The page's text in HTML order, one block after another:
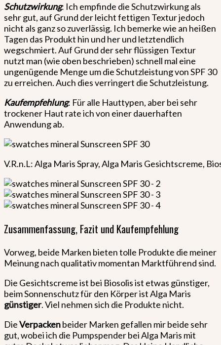
Schutzwirkung: Ich empfinde die Schutzwirkung als
sehr gut, auf Grund der leicht fettigen Textur jedoch
nicht als ganz so zuverlässig. Ich bemerke wie an heißen
Tagen das Produkt hin und her und letztendlich
wegschmiert. Auf Grund der sehr flüssigen Textur
nutzt man (wie oben beschrieben) schnell mal eine
ungenügende Menge um die Schutzleistung von SPF 30
zu erreichen. Auch dies verringert die Schutzleistung.
Kaufempfehlung: Für alle Hauttypen, aber bei sehr
trockener Haut rate ich von einer dauerhaften
Anwendung ab.
V.R.n.L: Alga Maris Spray, Alga Maris Gesichtscreme,
Zusammenfassung, Fazit und Kaufempfehlung
Vorweg, beide Marken bieten tolle Produkte die meiner
Meinung nach qualitativ momentan Marktführend sind.
Die Gesichtscreme ist bei Biosolis ist etwas günstiger,
beim Sonnenschutz für den Körper ist Alga Maris
günstiger. Viel nehmen sich die Produkte nicht.
DieVerpackenbeider Marken gefallen mir beide sehr
gut, wobei ich die Pumpspender bei Alga Maris mit